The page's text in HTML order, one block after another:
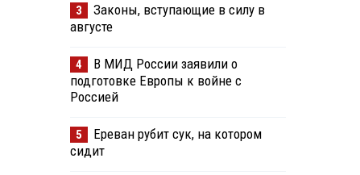
3
Законы, вступающие в силу в
августе
4
В МИД России заявили о
подготовке Европы к войне с
Россией
5
Ереван рубит сук, на котором
сидит